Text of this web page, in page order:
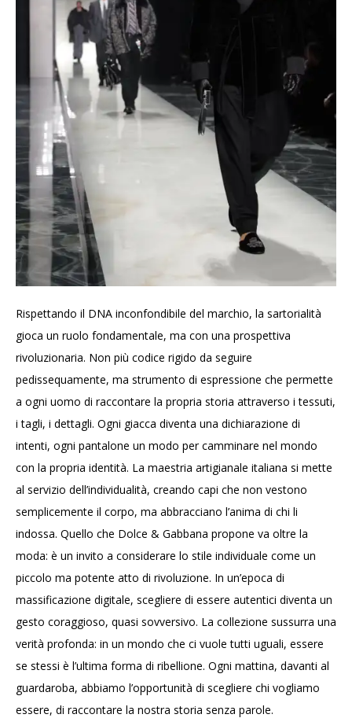
Rispettando il DNA inconfondibile del marchio, la sartorialità
gioca un ruolo fondamentale, ma con una prospettiva
rivoluzionaria. Non più codice rigido da seguire
pedissequamente, ma strumento di espressione che permette
a ogni uomo di raccontare la propria storia attraverso i tessuti,
i tagli, i dettagli. Ogni giacca diventa una dichiarazione di
intenti, ogni pantalone un modo per camminare nel mondo
con la propria identità. La maestria artigianale italiana si mette
al servizio dell’individualità, creando capi che non vestono
semplicemente il corpo, ma abbracciano l’anima di chi li
indossa. Quello che Dolce & Gabbana propone va oltre la
moda: è un invito a considerare lo stile individuale come un
piccolo ma potente atto di rivoluzione. In un’epoca di
massificazione digitale, scegliere di essere autentici diventa un
gesto coraggioso, quasi sovversivo. La collezione sussurra una
verità profonda: in un mondo che ci vuole tutti uguali, essere
se stessi è l’ultima forma di ribellione. Ogni mattina, davanti al
guardaroba, abbiamo l’opportunità di scegliere chi vogliamo
essere, di raccontare la nostra storia senza parole.